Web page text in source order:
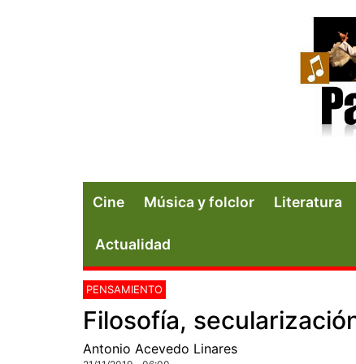
Cine Música y folclor Literatura
Actualidad
PENSAMIENTO
Filosofía,
Antonio Acevedo Linares